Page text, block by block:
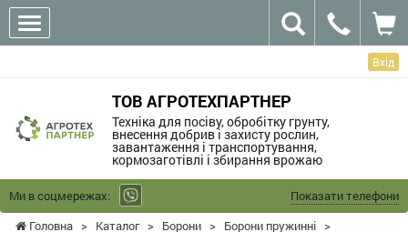
Вхід
ТОВ АГРОТЕХПАРТНЕР
Техніка для посіву, обробітку грунту,
внесення добрив і захисту рослин,
завантаження і транспортування,
кормозаготівлі і збирання врожаю
Ми в соцмережах:
Показати телефони
Головна > Каталог > Борони > Борони пружинні >